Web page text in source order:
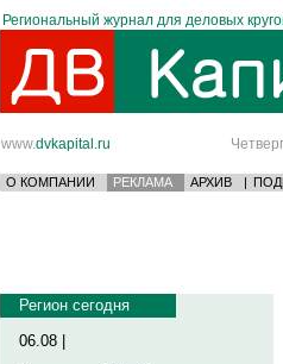
Региональный журнал для деловых
www.dvkapital.ru Четверг
О КОМПАНИИ РЕКЛАМА АРХИВ |
Регион сегодня
06.08 |